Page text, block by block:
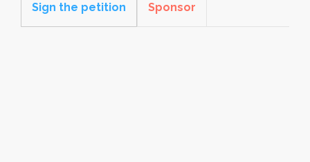
Sign the petition Sponsor